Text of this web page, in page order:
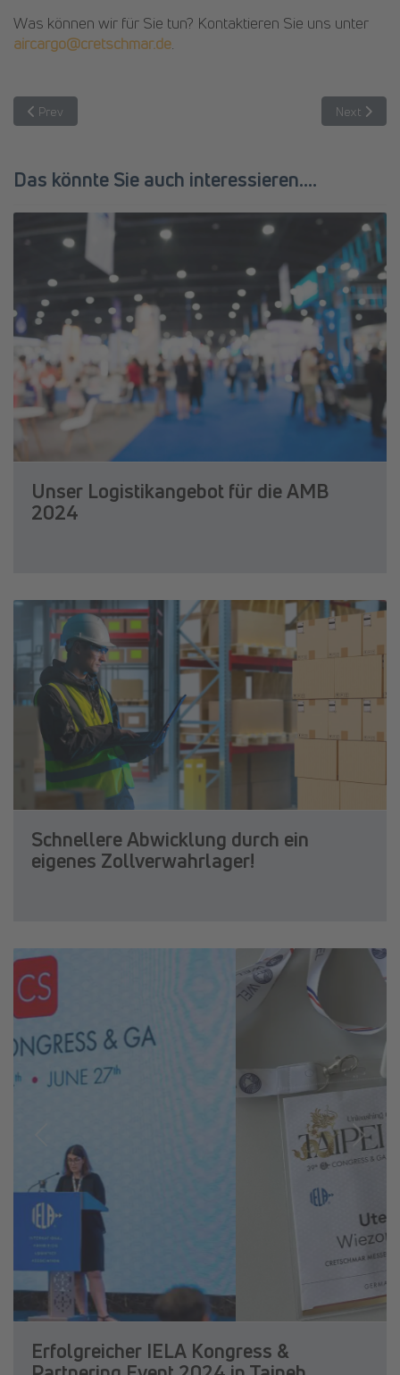
Was können wir für Sie tun? Kontaktieren Sie uns unter
aircargo@cretschmar.de.
Previous article: Chinese New Year: Was jetzt für die Luftfracht zählt
Prev Next
Next
Das könnte Sie auch interessieren....
Unser Logistikangebot für die AMB
2024
Schnellere Abwicklung durch ein
eigenes Zollverwahrlager!
Previous Next
Erfolgreicher IELA Kongress &